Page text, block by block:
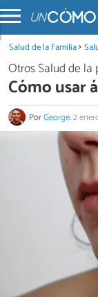
Salud de la Familia
Otros Salud de la
Cómo usar
PorGeorge.2